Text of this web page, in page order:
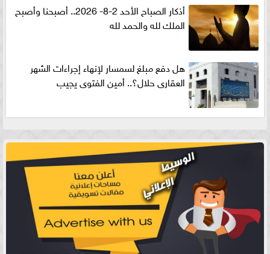
أذكار الصباح الأحد 2-8- 2026.. أصبحنا وأصبح
الملك لله والحمد لله
هل دفع مبلغ لسمسار لإنهاء إجراءات الشهر
العقارى حلال؟.. أمين الفتوى يجيب